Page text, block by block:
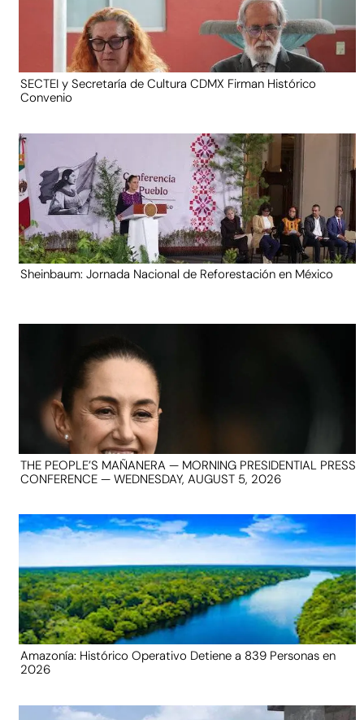
SECTEI y Secretaría de Cultura CDMX Firman Histórico
Convenio
Sheinbaum: Jornada Nacional de Reforestación en México
THE PEOPLE’S MAÑANERA — MORNING PRESIDENTIAL PRESS
CONFERENCE — WEDNESDAY, AUGUST 5, 2026
Amazonía: Histórico Operativo Detiene a 839 Personas en
2026